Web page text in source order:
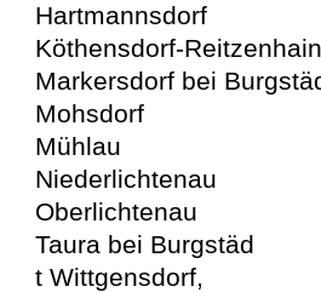
Hartmannsdorf
Köthensdorf-
Markersdorf bei
Mohsdorf
Mühlau
Niederlichtenau
Oberlichtenau
Taura bei Burgstäd
t Wittgensdorf,